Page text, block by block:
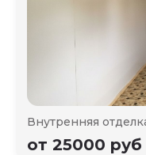
Внутренняя
от 25000 руб